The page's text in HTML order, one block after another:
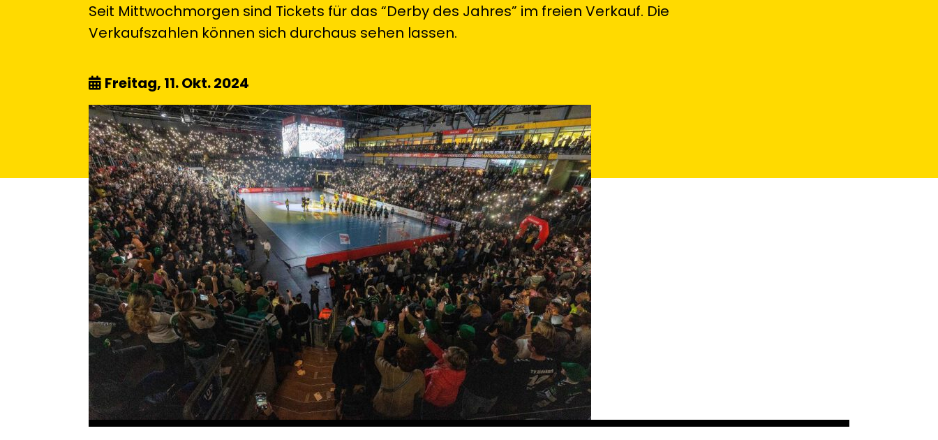
Seit Mittwochmorgen sind Tickets für das “Derby des Jahres” im freien Verkauf. Die
Verkaufszahlen können sich durchaus sehen lassen.
Freitag, 11. Okt. 2024